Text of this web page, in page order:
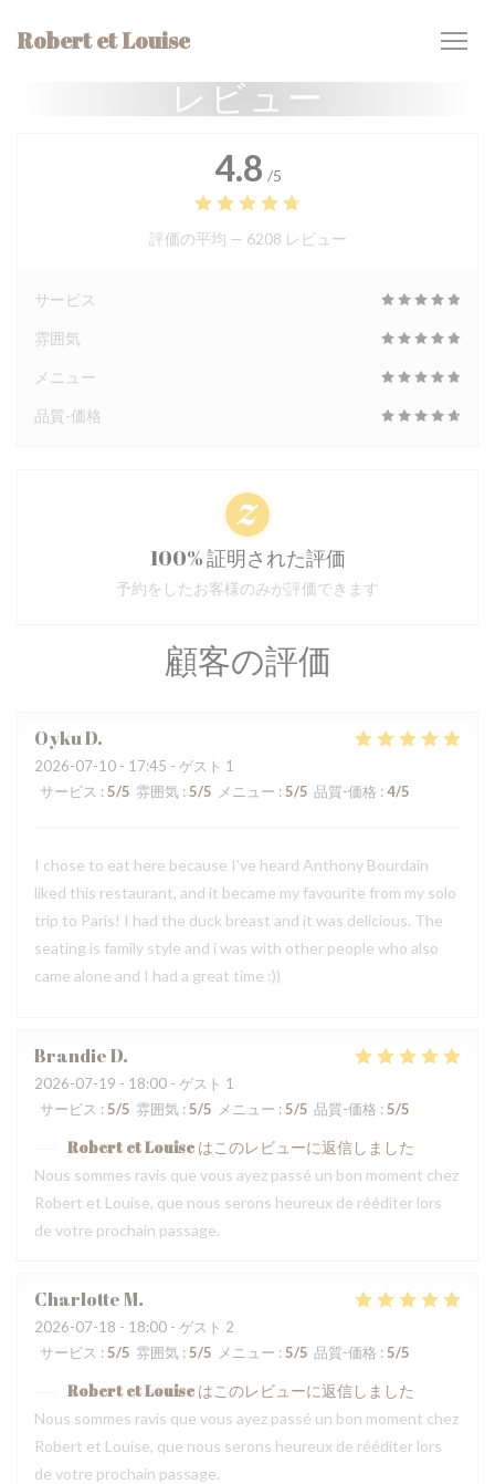
Robert et Louise
レビュー
顧客の評価
OykuD
2026-07-10 - 17:45 - ゲスト 1
サービス : 5/5 雰囲気 : 5/5 メニュー : 5/5 品質-価格 : 4/5
I chose to eat here because I’ve heard Anthony Bourdain
liked this restaurant, and it became my favourite from my solo
trip to Paris! I had the duck breast and it was delicious. The
seating is family style and i was with other people who also
came alone and I had a great time :))
BrandieD
2026-07-19 - 18:00 - ゲスト 1
サービス : 5/5 雰囲気 : 5/5 メニュー : 5/5 品質-価格 : 5/5
Robert et Louise はこのレビューに返信しました
Nous sommes ravis que vous ayez passé un bon moment chez
Robert et Louise, que nous serons heureux de rééditer lors
de votre prochain passage.
CharlotteM
2026-07-18 - 18:00 - ゲスト 2
サービス : 5/5 雰囲気 : 5/5 メニュー : 5/5 品質-価格 : 5/5
Robert et Louise はこのレビューに返信しました
Nous sommes ravis que vous ayez passé un bon moment chez
Robert et Louise, que nous serons heureux de rééditer lors
de votre prochain passage.
4.8 /5
評価の平均 — 6208 レビュー
サービス
雰囲気
メニュー
品質-価格
100% 証明された評価
予約をしたお客様のみが評価できます